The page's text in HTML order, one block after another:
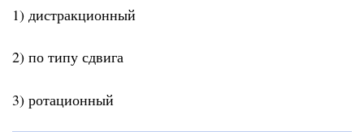
1) дистракционный
2) по типу сдвига
3) ротационный